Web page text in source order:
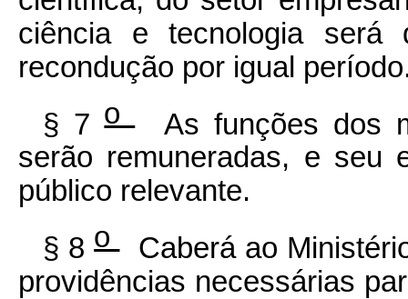
ciência e tecnologia
recondução por igual
§ 7o As funções dos
serão remuneradas, e seu
público relevante.
§ 8o Caberá ao
providências necessárias